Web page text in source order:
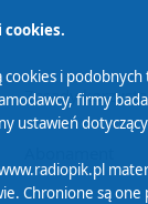
Zasady
cookies i
firmy
ustawień
Chronione są